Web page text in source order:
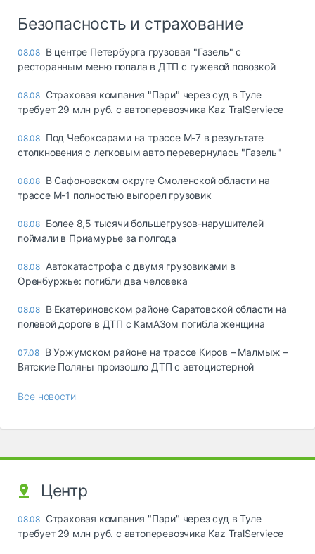
Безопасность и страхование
08.08 В центре Петербурга грузовая "Газель" с
ресторанным меню попала в ДТП с гужевой повозкой
08.08 Страховая компания "Пари" через суд в Туле
требует 29 млн руб. с автоперевозчика Kaz TralServiece
08.08 Под Чебоксарами на трассе М-7 в результате
столкновения с легковым авто перевернулась "Газель"
08.08 В Сафоновском округе Смоленской области на
трассе М-1 полностью выгорел грузовик
08.08 Более 8,5 тысячи большегрузов-нарушителей
поймали в Приамурье за полгода
08.08 Автокатастрофа с двумя грузовиками в
Оренбуржье: погибли два человека
08.08 В Екатериновском районе Саратовской области на
полевой дороге в ДТП с КамАЗом погибла женщина
07.08 В Уржумском районе на трассе Киров – Малмыж –
Вятские Поляны произошло ДТП с автоцистерной
Все новости
Центр
08.08 Страховая компания "Пари" через суд в Туле
требует 29 млн руб. с автоперевозчика Kaz TralServiece